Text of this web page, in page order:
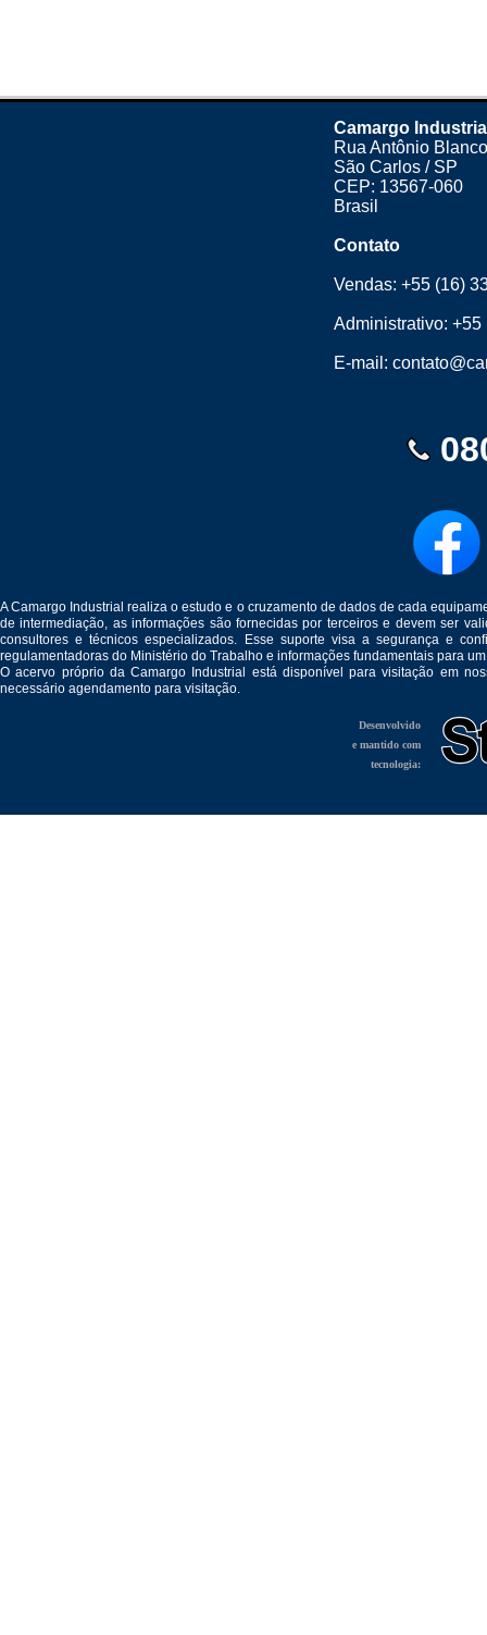
Camargo
Rua Antônio
São Carlos / SP
CEP: 13567-060
Brasil
Contato
Vendas:+55 (16)
Administrativo:+55
E-mail:
A Camargo Industrial realiza o estudo e o cruzamento de dados de cada
de intermediação, as informações são fornecidas por terceiros e devem ser
consultores e técnicos especializados. Esse suporte visa a segurança e
regulamentadoras do Ministério do Trabalho e informações fundamentais para
O acervo próprio da Camargo Industrial está disponível para visitação em
necessário agendamento para visitação.
Desenvolvido
e mantido com
tecnologia: